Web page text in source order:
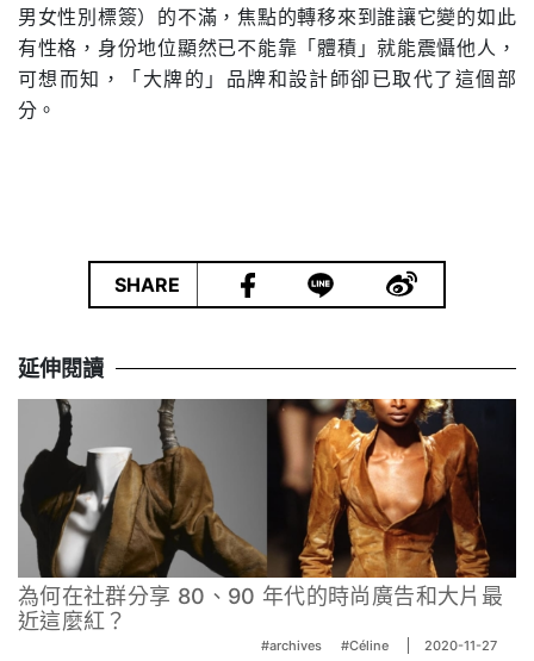
男女性別標簽）的不滿，焦點的轉移來到誰讓它變的如此
有性格，身份地位顯然已不能靠「體積」就能震懾他人，
可想而知，「大牌的」品牌和設計師卻已取代了這個部
分。
SHARE
延伸閱讀
為何在社群分享 80、90 年代的時尚廣告和大片最
近這麼紅？
#archives #Céline 2020-11-27